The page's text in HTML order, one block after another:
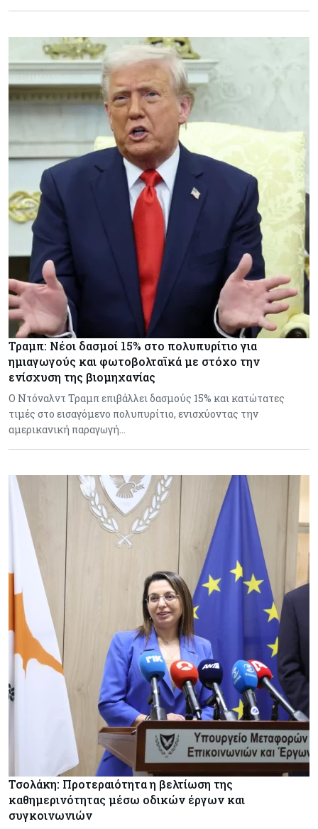
Τραμπ: Νέοι δασμοί 15% στο πολυπυρίτιο για
ημιαγωγούς και φωτοβολταϊκά με στόχο την
ενίσχυση της βιομηχανίας
Ο Ντόναλντ Τραμπ επιβάλλει δασμούς 15% και κατώτατες
τιμές στο εισαγόμενο πολυπυρίτιο, ενισχύοντας την
αμερικανική παραγωγή…
Τσολάκη: Προτεραιότητα η βελτίωση της
καθημερινότητας μέσω οδικών έργων και
συγκοινωνιών